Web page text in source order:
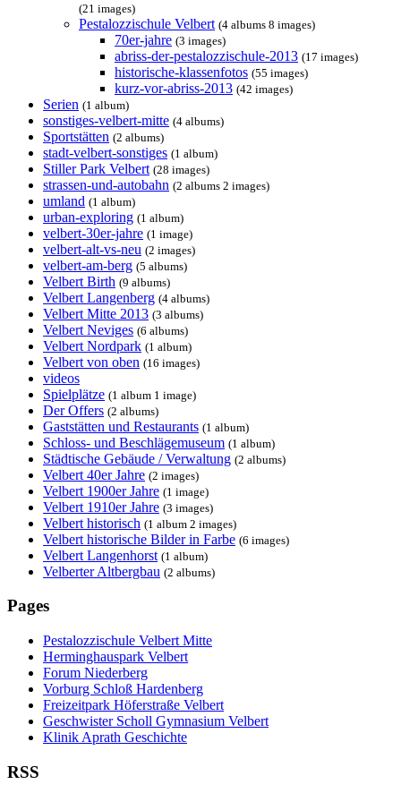
(21 images)
Pestalozzischule Velbert (4 albums 8 images)
70er-jahre (3 images)
abriss-der-pestalozzischule-2013 (17 images)
historische-klassenfotos (55 images)
kurz-vor-abriss-2013 (42 images)
Serien (1 album)
sonstiges-velbert-mitte (4 albums)
Sportstätten (2 albums)
stadt-velbert-sonstiges (1 album)
Stiller Park Velbert (28 images)
strassen-und-autobahn (2 albums 2 images)
umland (1 album)
urban-exploring (1 album)
velbert-30er-jahre (1 image)
velbert-alt-vs-neu (2 images)
velbert-am-berg (5 albums)
Velbert Birth (9 albums)
Velbert Langenberg (4 albums)
Velbert Mitte 2013 (3 albums)
Velbert Neviges (6 albums)
Velbert Nordpark (1 album)
Velbert von oben (16 images)
videos
Spielplätze (1 album 1 image)
Der Offers (2 albums)
Gaststätten und Restaurants (1 album)
Schloss- und Beschlägemuseum (1 album)
Städtische Gebäude / Verwaltung (2 albums)
Velbert 40er Jahre (2 images)
Velbert 1900er Jahre (1 image)
Velbert 1910er Jahre (3 images)
Velbert historisch (1 album 2 images)
Velbert historische Bilder in Farbe (6 images)
Velbert Langenhorst (1 album)
Velberter Altbergbau (2 albums)
Pages
Pestalozzischule Velbert Mitte
Herminghauspark Velbert
Forum Niederberg
Vorburg Schloß Hardenberg
Freizeitpark Höferstraße Velbert
Geschwister Scholl Gymnasium Velbert
Klinik Aprath Geschichte
RSS